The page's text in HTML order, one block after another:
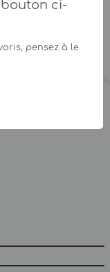
ci-
pensez à le